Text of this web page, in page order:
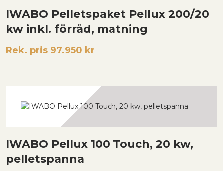
IWABO Pelletspaket Pellux 200/20
kw inkl. förråd, matning
Rek. pris 97.950 kr
IWABO Pellux 100 Touch, 20 kw,
pelletspanna